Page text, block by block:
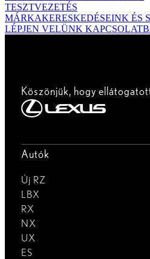
TESZTVEZETÉS
MÁRKAKERESKEDÉSEINK ÉS
LÉPJEN VELÜNK
Köszönjük, hogy
Autók
Új RZ
LBX
RX
NX
UX
ES